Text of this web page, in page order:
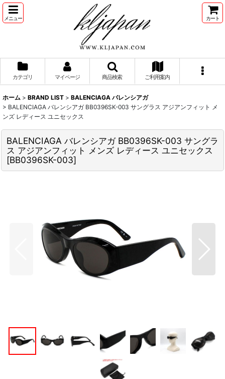
メニュー カート
カテゴリ マイページ 商品検索 ご利用案内
ホーム > BRAND LIST > BALENCIAGA バレンシアガ
> BALENCIAGA バレンシアガ BB0396SK-003 サングラス アジアンフィット メ
ンズ レディース ユニセックス
BALENCIAGA バレンシアガ BB0396SK-003 サングラ
ス アジアンフィット メンズ レディース ユニセックス
[BB0396SK-003]